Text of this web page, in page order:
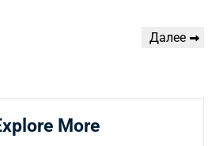
Следующая
Далее
More